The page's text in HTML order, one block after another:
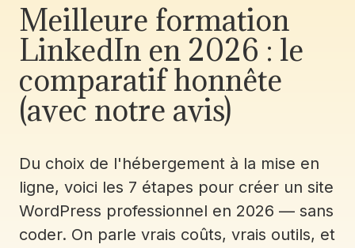
Meilleure formation
LinkedIn en 2026 : le
comparatif honnête
(avec notre avis)
Du choix de l'hébergement à la mise en
ligne, voici les 7 étapes pour créer un site
WordPress professionnel en 2026 — sans
coder. On parle vrais coûts, vrais outils, et